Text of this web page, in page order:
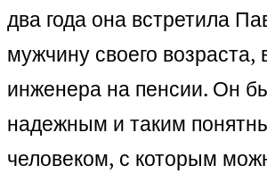
два года она встретила
мужчину своего возраста,
инженера на пенсии. Он
надежным и таким
человеком, с которым